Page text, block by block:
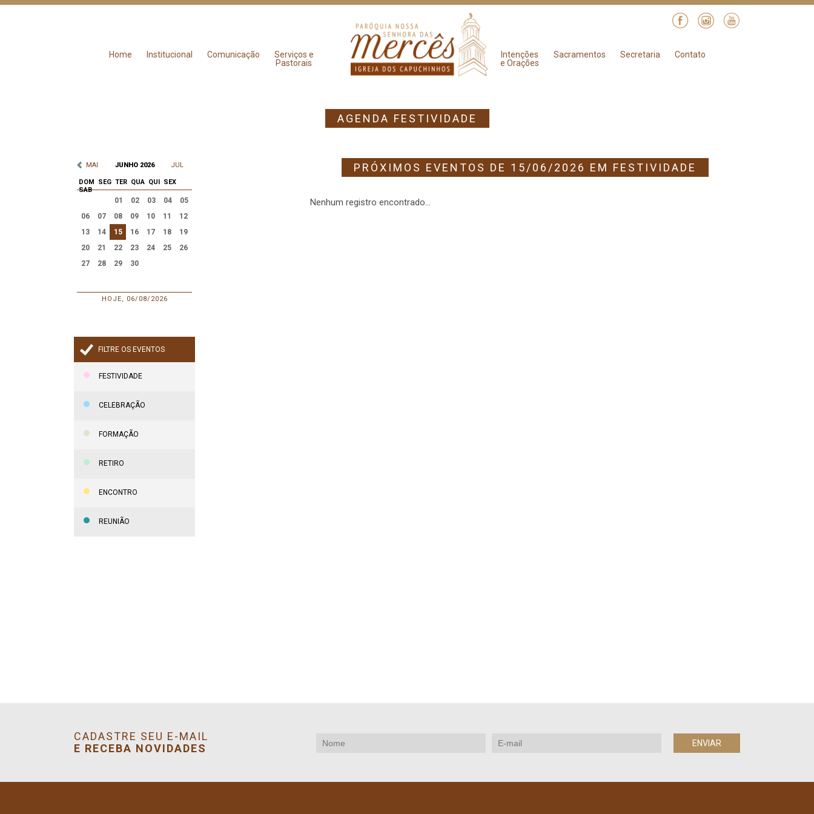
Home Institucional Comunicação
Serviços e
Pastorais
Intenções
e Orações
Sacramentos Secretaria Contato
AGENDA FESTIVIDADE
MAI JUNHO 2026 JUL
DOM SEG TER QUA QUI SEX
SAB
01 02 03 04
05
06
07 08 09 10 11
12
13
14 15 16 17 18
19
20
21 22 23 24 25
26
27
28 29 30
HOJE, 06/08/2026
FILTRE OS EVENTOS
FESTIVIDADE
CELEBRAÇÃO
FORMAÇÃO
RETIRO
ENCONTRO
REUNIÃO
PRÓXIMOS EVENTOS DE 15/06/2026 EM FESTIVIDADE
Nenhum registro encontrado...
CADASTRE SEU E-MAIL
E RECEBA NOVIDADES